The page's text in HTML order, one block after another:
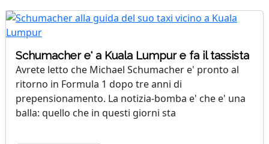
Schumacher e' a Kuala Lumpur e fa il tassista
Avrete letto che Michael Schumacher e' pronto al
ritorno in Formula 1 dopo tre anni di
prepensionamento. La notizia-bomba e' che e' una
balla: quello che in questi giorni sta